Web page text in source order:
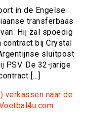
in de Engelse
transferbaas
Hij zal spoedig
bij Crystal
sluitpost
PSV. De 32-jarige
[…]
verkassen naar de
.